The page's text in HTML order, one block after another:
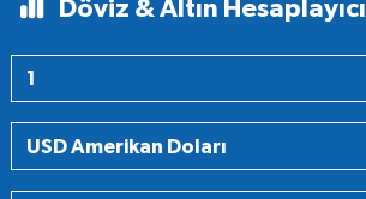
Döviz & Altın Hesaplayıcı